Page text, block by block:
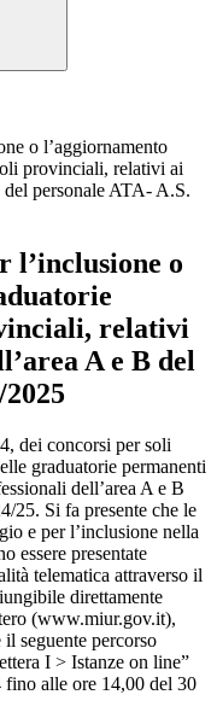
o l’aggiornamento
provinciali, relativi ai
personale ATA- A.S.
l’inclusione o
relativi
A e B del
dei concorsi per soli
graduatorie permanenti
dell’area A e B
25. Si fa presente che le
e per l’inclusione nella
essere presentate
telematica attraverso il
direttamente
(www.miur.gov.it),
seguente percorso
I > Istanze on line”
alle ore 14,00 del 30